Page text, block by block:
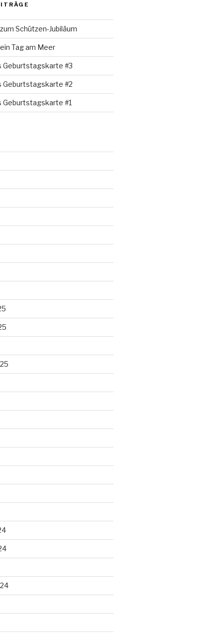
Schützen-Jubiläum
Tag am Meer
Geburtstagskarte #3
Geburtstagskarte #2
Geburtstagskarte #1